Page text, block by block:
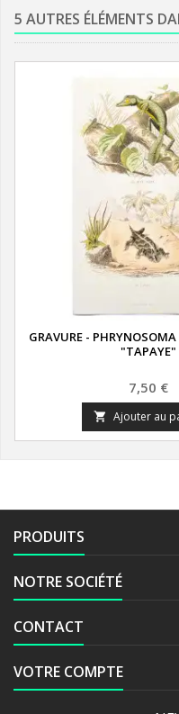
5 AUTRES ÉLÉMENTS
GRAVURE -
"TAPAYE"
Prix
7,50 €
 Ajouter au
PRODUITS
NOTRE SOCIÉTÉ
CONTACT
VOTRE COMPTE